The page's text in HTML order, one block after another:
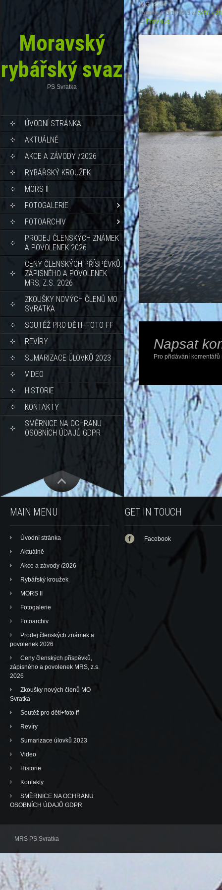
Moravský
rybářský svaz
PS Svratka
ÚVODNÍ STRÁNKA
AKTUÁLNĚ
AKCE A ZÁVODY /2026
RYBÁŘSKÝ KROUŽEK
MORS II
FOTOGALERIE
FOTOARCHIV
PRODEJ ČLENSKÝCH ZNÁMEK
A POVOLENEK 2026
CENY ČLENSKÝCH PŘÍSPĚVKŮ,
ZÁPISNÉHO A POVOLENEK
MRS, Z.S. 2026
ZKOUŠKY NOVÝCH ČLENŮ MO
SVRATKA
SOUTĚŽ PRO DĚTI+FOTO FF
REVÍRY
SUMARIZACE ÚLOVKŮ 2023
VIDEO
HISTORIE
KONTAKTY
SMĚRNICE NA OCHRANU
OSOBNÍCH ÚDAJŮ GDPR
IMG_4294
Published13.10.2015 at3456 ×
←Previous
Napsat
Pro přidávání
MAIN MENU
Úvodní stránka
Aktuálně
Akce a závody /2026
Rybářský kroužek
MORS II
Fotogalerie
Fotoarchiv
Prodej členských známek a
povolenek 2026
Ceny členských příspěvků,
zápisného a povolenek MRS, z.s.
2026
Zkoušky nových členů MO
Svratka
Soutěž pro děti+foto ff
Revíry
Sumarizace úlovků 2023
Video
Historie
Kontakty
SMĚRNICE NA OCHRANU
OSOBNÍCH ÚDAJŮ GDPR
GET IN TOUCH
Facebook
MRS PS Svratka